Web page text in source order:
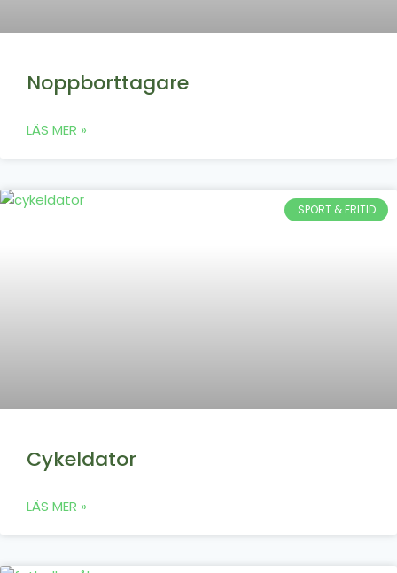
Noppborttagare
LÄS MER »
SPORT & FRITID
Cykeldator
LÄS MER »